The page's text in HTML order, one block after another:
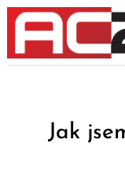
Skip
content
Jak